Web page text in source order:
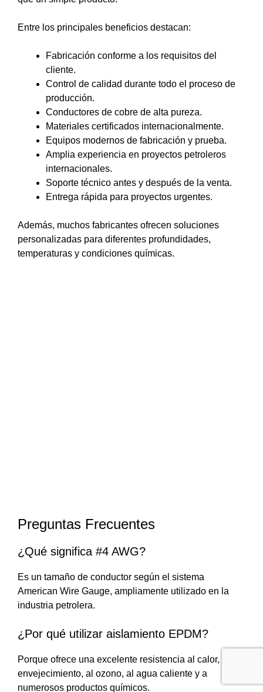
Entre los principales beneficios destacan:
Fabricación conforme a los requisitos del
cliente.
Control de calidad durante todo el proceso de
producción.
Conductores de cobre de alta pureza.
Materiales certificados internacionalmente.
Equipos modernos de fabricación y prueba.
Amplia experiencia en proyectos petroleros
internacionales.
Soporte técnico antes y después de la venta.
Entrega rápida para proyectos urgentes.
Además, muchos fabricantes ofrecen soluciones
personalizadas para diferentes profundidades,
temperaturas y condiciones químicas.
Preguntas Frecuentes
¿Qué significa #4 AWG?
Es un tamaño de conductor según el sistema
American Wire Gauge, ampliamente utilizado en la
industria petrolera.
¿Por qué utilizar aislamiento EPDM?
Porque ofrece una excelente resistencia al calor, al
envejecimiento, al ozono, al agua caliente y a
numerosos productos químicos.